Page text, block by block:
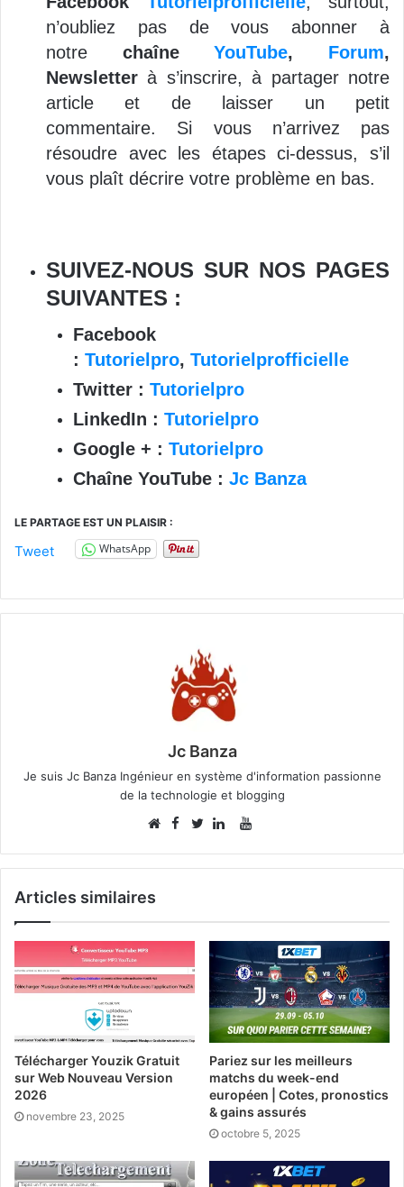
n’oubliez pas de vous abonner à
notre chaîneYouTube, Forum,
Newsletter à s’inscrire, à partager notre
article et de laisser un petit
commentaire. Si vous n’arrivez pas
résoudre avec les étapes ci-dessus, s’il
vous plaît décrire votre problème en bas.
SUIVEZ-NOUS SUR NOS PAGES
SUIVANTES :
Facebook
: Tutorielpro, Tutorielprofficielle
Twitter : Tutorielpro
LinkedIn : Tutorielpro
Google + : Tutorielpro
Chaîne YouTube : Jc Banza
LE PARTAGE EST UN PLAISIR :
Tweet WhatsApp
Jc Banza
Je suis Jc Banza Ingénieur en système d'information passionne
de la technologie et blogging
FacebookYouTube
Articles similaires
Télécharger Youzik Gratuit
sur Web Nouveau Version
2026
novembre 23, 2025
Pariez sur les meilleurs
matchs du week-end
européen | Cotes, pronostics
& gains assurés
octobre 5, 2025